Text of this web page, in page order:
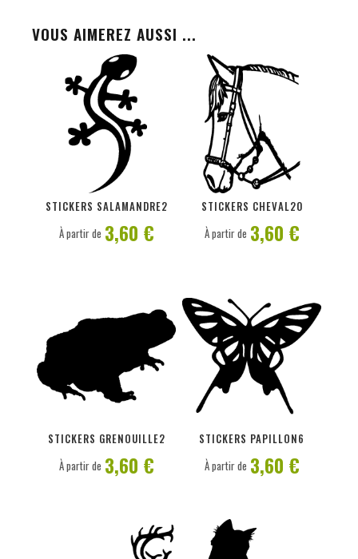
VOUS AIMEREZ AUSSI ...
STICKERS SALAMANDRE2
PERSONNALISER
À partir de 3,60 €
STICKERS CHEVAL20
PERSONNALISER
À partir de 3,60 €
STICKERS GRENOUILLE2
À partir de 3,60 €
STICKERS PAPILLON6
À partir de 3,60 €